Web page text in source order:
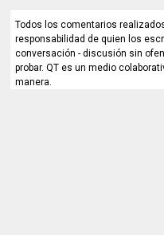
Todos los comentarios
responsabilidad de quien los
conversación - discusión sin
probar. QT es un medio
manera.